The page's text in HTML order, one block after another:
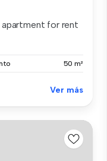
for rent
50 m²
Ver más